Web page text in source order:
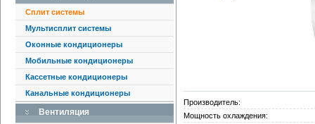
Сплит системы
Мультисплит системы
Оконные кондиционеры
Мобильные кондиционеры
Кассетные кондиционеры
Канальные кондиционеры
Вентиляция
Производитель:
Мощность охлаждения: